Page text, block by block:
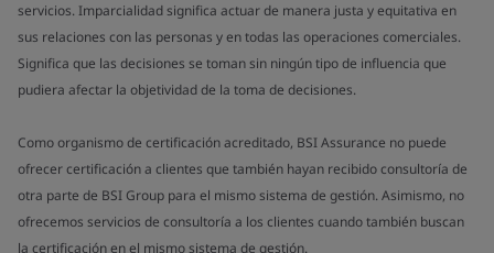
servicios. Imparcialidad significa actuar de manera justa y equitativa en
sus relaciones con las personas y en todas las operaciones comerciales.
Significa que las decisiones se toman sin ningún tipo de influencia que
pudiera afectar la objetividad de la toma de decisiones.
Como organismo de certificación acreditado, BSI Assurance no puede
ofrecer certificación a clientes que también hayan recibido consultoría de
otra parte de BSI Group para el mismo sistema de gestión. Asimismo, no
ofrecemos servicios de consultoría a los clientes cuando también buscan
la certificación en el mismo sistema de gestión.